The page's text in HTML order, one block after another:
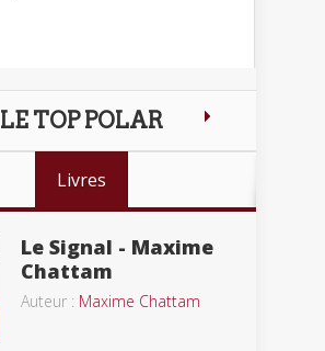
LE TOP POLAR
Livres
Le Signal - Maxime
Chattam
Auteur : Maxime Chattam